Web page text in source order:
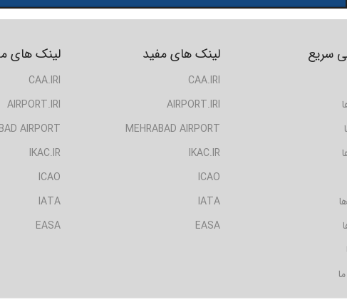
لینک های
CAA.IRI
AIRPORT.IRI
AIRPORT
IKAC.IR
ICAO
IATA
EASA
لینک های مفید
CAA.IRI
AIRPORT.IRI
MEHRABAD AIRPORT
IKAC.IR
ICAO
IATA
EASA
سریع